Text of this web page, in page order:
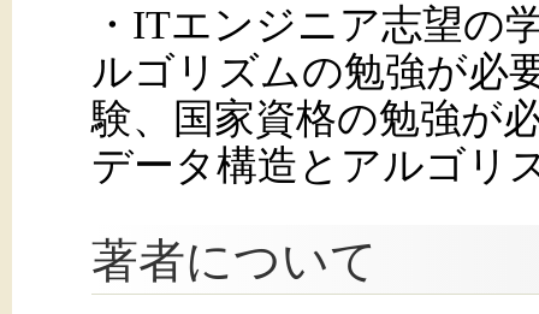
・ITエンジニア志望の
ルゴリズムの勉強が必
験、国家資格の勉強が
データ構造とアルゴリ
著者について